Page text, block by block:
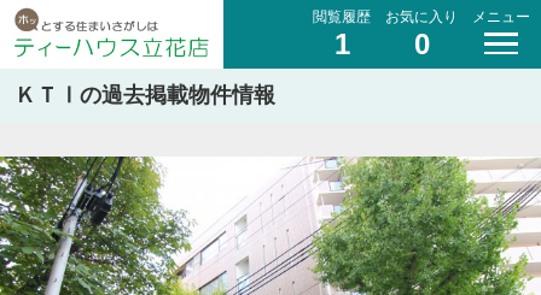
閲覧履歴
1
お気に入り
0
メニュー
ＫＴⅠの過去掲載物件情報